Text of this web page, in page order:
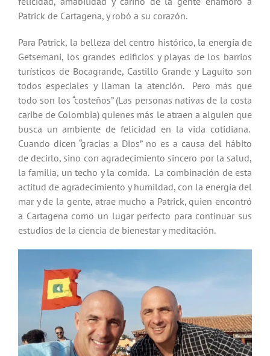
Patrick de Cartagena, y robó a su corazón.
Para Patrick, la belleza del centro histórico, la energía de
Getsemani, los grandes edificios y playas de los barrios
turísticos de Bocagrande, Castillo Grande y Laguito son
todos especiales y llaman la atención. Pero más que
todo son los “costeños” (Las personas nativas de la costa
caribe de Colombia) quienes más le atraen a alguien que
busca un ambiente de felicidad en la vida cotidiana.
Cuando dicen “gracias a Dios” no es a causa del hábito
de decirlo, sino con agradecimiento sincero por la salud,
la familia, un techo y la comida. La combinación de esta
actitud de agradecimiento y humildad, con la energía del
mar y de la gente, atrae mucho a Patrick, quien encontró
a Cartagena como un lugar perfecto para continuar sus
estudios de la ciencia de bienestar y meditación.